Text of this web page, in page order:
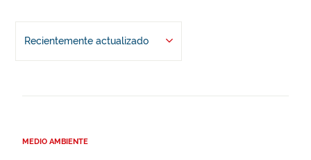
Recientemente actualizado
MEDIO AMBIENTE